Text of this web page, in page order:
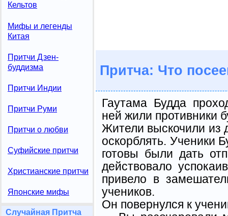
Кельтов
Мифы и легенды
Китая
Притчи Дзен-
буддизма
Притчи Индии
Притчи Руми
Притчи о любви
Суфийские притчи
Христианские притчи
Японские мифы
Случайная Притча
Притча: Что
Гаутама Будда
ней жили противники
Жители выскочили из
оскорблять. Ученики
готовы были дать
действовало
привело в
учеников.
Он повернулся к